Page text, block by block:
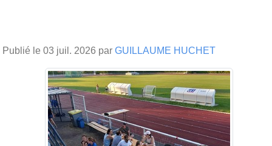
Publié le 03 juil. 2026 par GUILLAUME HUCHET